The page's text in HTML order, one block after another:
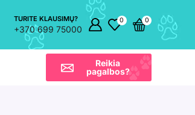
TURITE KLAUSIMŲ?
+370 699 75000
0 0
Reikia
pagalbos?